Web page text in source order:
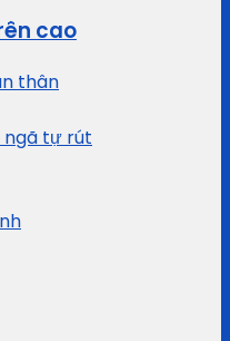
cao
thân
ngã tự rút